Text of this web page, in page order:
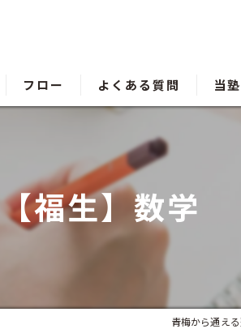
フロー よくある質問 当
受験
【福生】数学
青梅から通え